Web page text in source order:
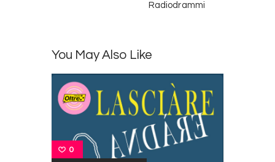
Radiodrammi
You May Also Like
0